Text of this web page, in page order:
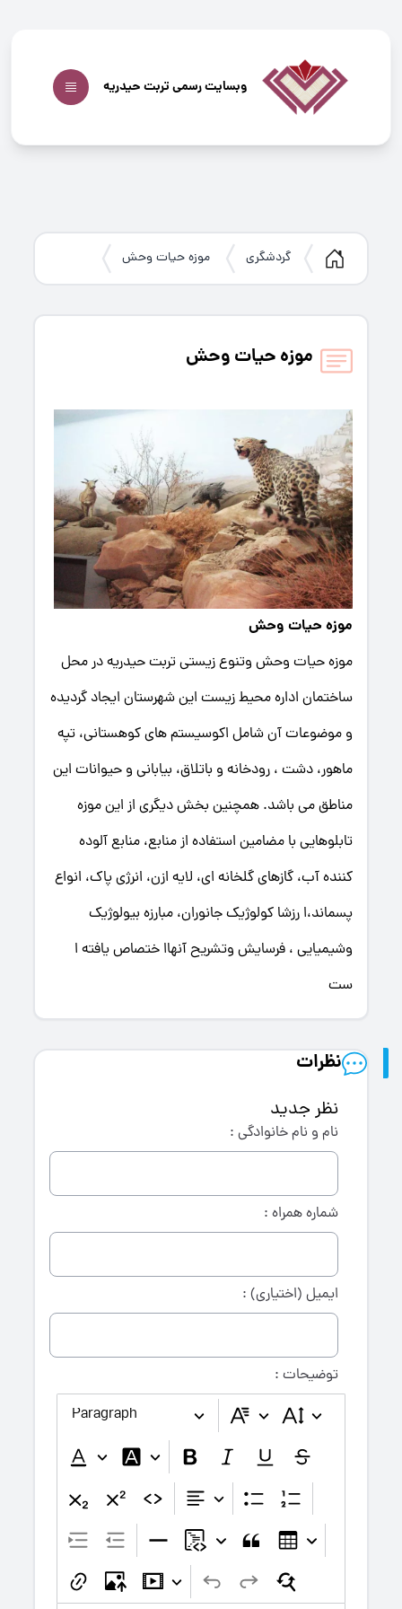
وبسایت رسمی تربت حیدریه
گردشگری موزه حیات وحش
موزه حیات وحش
موزه حیات وحش
موزه حیات وحش وتنوع زیستی تربت حیدریه در محل
ساختمان اداره محیط زیست این شهرستان ایجاد گردیده
و موضوعات آن شامل اکوسیستم های کوهستانی، تپه
ماهور، دشت ، رودخانه و باتلاق، بیابانی و حیوانات این
مناطق می باشد. همچنین بخش دیگری از این موزه
تابلوهایی با مضامین استفاده از منابع، منابع آلوده
کننده آب، گازهای گلخانه ای، لایه ازن، انرژی پاک، انواع
پسماند،ا رزشا کولوژیک جانوران، مبارزه بیولوژیک
وشیمیایی ، فرسایش وتشریح آنهاا ختصاص یافته ا
ست
نظرات
نظر جدید
نام و نام خانوادگی :
شماره همراه :
ایمیل (اختیاری) :
توضیحات :
Paragraph